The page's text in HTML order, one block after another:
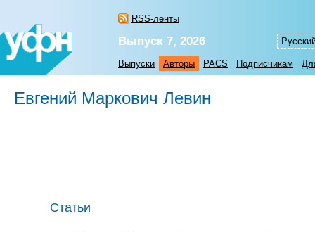
RSS-ленты
Выпуск 7, 2026
Выпуски Авторы PACS Подписчикам
Евгений Маркович Левин
Статьи